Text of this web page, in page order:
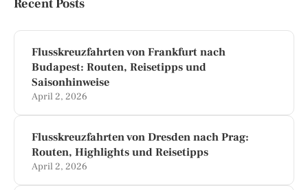
Recent Posts
Flusskreuzfahrten von Frankfurt nach
Budapest: Routen, Reisetipps und
Saisonhinweise
April 2, 2026
Flusskreuzfahrten von Dresden nach Prag:
Routen, Highlights und Reisetipps
April 2, 2026